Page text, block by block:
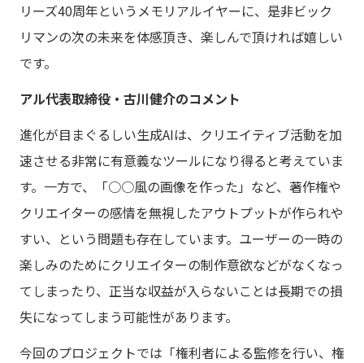
リーズ40周年というメモリアルイヤーに、是非ビック
リマンの次の未来を体感頂き、楽しんで頂ければ嬉しい
です。
アル代表取締役・古川健介のコメント
進化が目まぐるしい生成AIは、クリエイティブ活動を加
速させる非常に有意義なツールになり得ると考えていま
す。一方で、「○○風の画像を作った」など、著作権や
クリエイターの感情を無視したアウトプットが作られや
すい、という問題も存在しています。ユーザーの一時の
楽しみのためにクリエイターの制作意欲などがなくなっ
てしまったり、正当な収益が入らないことは長期での損
失になってしまう可能性があります。
今回のプロジェクトでは「権利者による監修を行い、権